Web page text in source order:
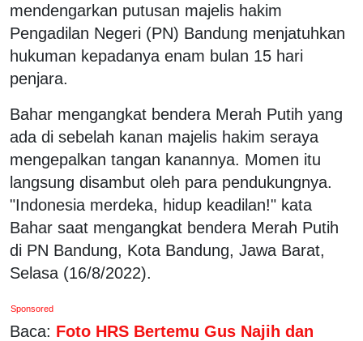
mendengarkan putusan majelis hakim
Pengadilan Negeri (PN) Bandung menjatuhkan
hukuman kepadanya enam bulan 15 hari
penjara.
Bahar mengangkat bendera Merah Putih yang
ada di sebelah kanan majelis hakim seraya
mengepalkan tangan kanannya. Momen itu
langsung disambut oleh para pendukungnya.
"Indonesia merdeka, hidup keadilan!" kata
Bahar saat mengangkat bendera Merah Putih
di PN Bandung, Kota Bandung, Jawa Barat,
Selasa (16/8/2022).
Sponsored
Baca: Foto HRS Bertemu Gus Najih dan